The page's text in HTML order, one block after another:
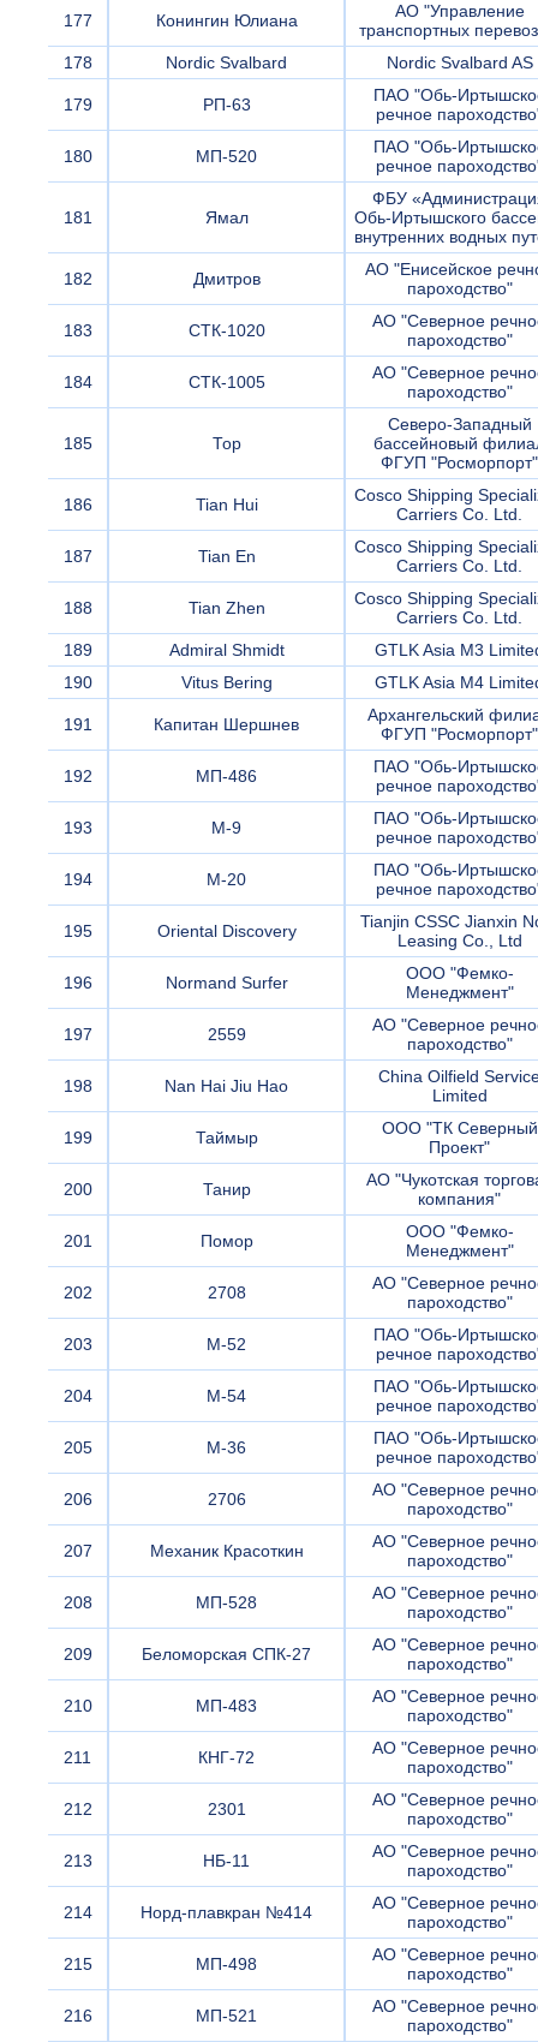
177 Конингин Юлиана
АО "Управление
транспортных
178
Nordic Svalbard Nordic Svalbard AS
179 РП-63
ПАО "Обь-
речное
180 МП-520
ПАО "Обь-
речное
181 Ямал
ФБУ
Обь-Иртышского
внутренних водных
182 Дмитров
АО "Енисейское
пароходство"
183 СТК-1020
АО "Северное
пароходство"
184 СТК-1005
АО "Северное
пароходство"
185 Тор
Северо-Западный
бассейновый
ФГУП "Росморпорт"
186 Tian Hui
Cosco Shipping
Carriers Co. Ltd.
187 Tian En
Cosco Shipping
Carriers Co. Ltd.
188 Tian Zhen
Cosco Shipping
Carriers Co. Ltd.
189
Admiral Shmidt
GTLK Asia M3
190
Vitus Bering GTLK Asia M4
191 Капитан Шершнев
Архангельский
ФГУП "Росморпорт"
192 МП-486
ПАО "Обь-
речное
193 М-9
ПАО "Обь-
речное
194 М-20
ПАО "Обь-
речное
195 Oriental Discovery
Tianjin CSSC Jianxin
Leasing Co., Ltd
196 Normand Surfer
ООО "Фемко-
Менеджмент"
197 2559
АО "Северное
пароходство"
198 Nan Hai Jiu Hao
China Oilfield
Limited
199 Таймыр
ООО "ТК Северный
Проект"
200 Танир
АО "Чукотская
компания"
201 Помор
ООО "Фемко-
Менеджмент"
202 2708
АО "Северное
пароходство"
203 М-52
ПАО "Обь-
речное
204 М-54
ПАО "Обь-
речное
205 М-36
ПАО "Обь-
речное
206 2706
АО "Северное
пароходство"
207 Механик Красоткин
АО "Северное
пароходство"
208 МП-528
АО "Северное
пароходство"
209 Беломорская СПК-27
АО "Северное
пароходство"
210 МП-483
АО "Северное
пароходство"
211 КНГ-72
АО "Северное
пароходство"
212 2301
АО "Северное
пароходство"
213 НБ-11
АО "Северное
пароходство"
214 Норд-плавкран №414
АО "Северное
пароходство"
215 МП-498
АО "Северное
пароходство"
216 МП-521
АО "Северное
пароходство"